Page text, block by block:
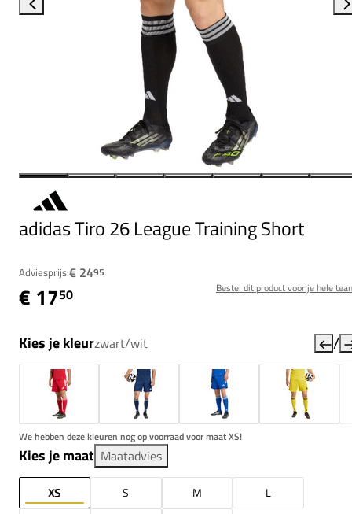
adidas Tiro 26 League Training Short
Adviesprijs:€ 2495
€ 1750 Bestel dit product voor je hele
Kies je kleurzwart/wit /
We hebben deze kleuren nog op voorraad voor maat XS!
Kies je maat Maatadvies
XS S M
L